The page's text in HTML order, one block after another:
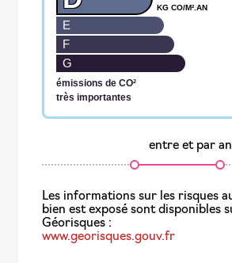
KG CO/M².AN
E
F
G
émissions de CO²
très importantes
entre et par an
www.georisques.gouv.fr